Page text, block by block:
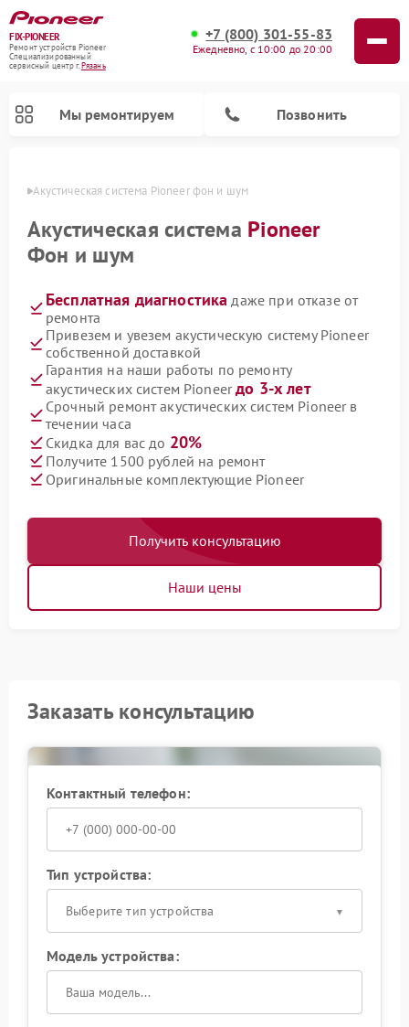
FIX-PIONEER
Ремонт устройств Pioneer
Специализированный
cервисный центр г.Рязань
+7 (800) 301-55-83
Ежедневно, с 10:00 до 20:00
Мы ремонтируем Позвонить
Акустическая система Pioneer фон и шум
Акустическая система Pioneer
Фон и шум
Бесплатная диагностика даже при отказе от
ремонта
Привезем и увезем акустическую систему Pioneer
собственной доставкой
Гарантия на наши работы по ремонту
акустических систем Pioneerдо 3-х лет
Срочный ремонт акустических систем Pioneer в
течении часа
Скидка для вас до 20%
Получите 1500 рублей на ремонт
Оригинальные комплектующие Pioneer
Получить консультацию
Наши цены
Заказать консультацию
Контактный телефон:
Тип устройства:
Выберите тип устройства
Модель устройства: